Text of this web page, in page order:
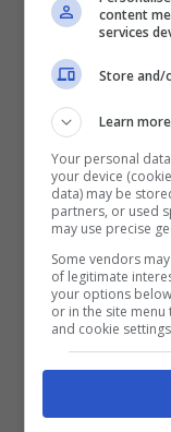
viaggiare nel
molto da
sviluppo e al
personale,
lineare pieno
borghi, lande
praterie o
Bounty II
che 1C
King’s
e Xbox
content
services
Store and/
Learn more
Your personal
your device
data) may be
partners, or used
may use precise
Some vendors
of legitimate
your options
or in the site
and cookie